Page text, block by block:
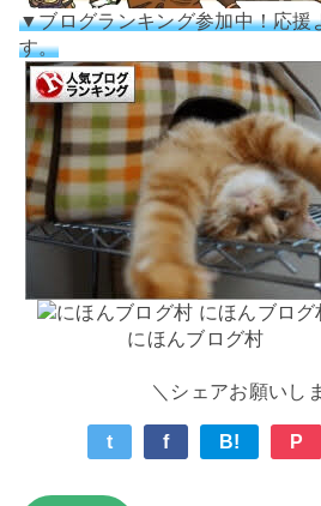
▼ブログランキング参加中！応援
す。
にほんブログ村
＼シェアお願いし
t f B! P